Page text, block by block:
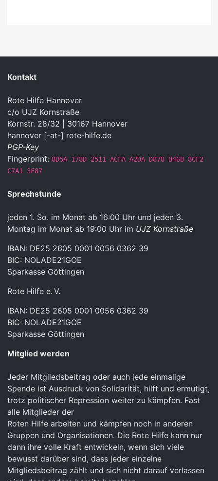
Kontakt
Rote Hilfe Hannover
c/o UJZ Kornstraße
Kornstr. 28/32 | 30167 Hannover
hannover [-at-] rote-hilfe.de
PGP-Key
Fingerprint: 8D5A 178D 2511 ACFA A2DA D878 B46B 8CF2
C7A1 3F87
Sprechstunde
jeden 1. So. im Monat ab 16:00 Uhr und jeden 3.
Montag im Monat ab 19:00 Uhr im UJZ Kornstraße.
IBAN: DE25 2605 0001 0056 0362 39
BIC: NOLADE21GOE
Sparkasse Göttingen
Rote Hilfe e. V.
IBAN: DE25 2605 0001 0056 0362 39
BIC: NOLADE21GOE
Sparkasse Göttingen
Mitglied werden
Jeder Mitgliedsbeitrag oder auch jede einmalige
Spende ist Ausdruck von Solidarität, hilft und ermutigt,
trotz politischer Repression weiter zu kämpfen. Fast
alle Mitglieder der
Roten Hilfe arbeiten und kämpfen noch in anderen
Gruppen und Organisationen. Die Rote Hilfe kann nur
dann ihre volle Kraft entwickeln, wenn sich viele
bewusst darüber sind, dass jeder einzelne
Mitgliedsbeitrag zählt und sich nicht darauf verlassen